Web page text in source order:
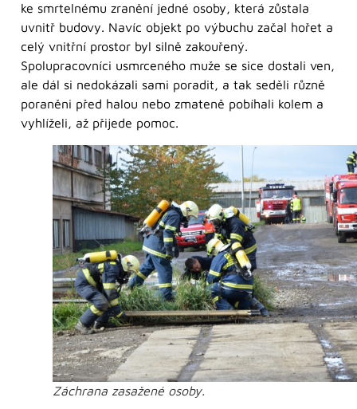
ke smrtelnému zranění jedné osoby, která zůstala
uvnitř budovy. Navíc objekt po výbuchu začal hořet a
celý vnitřní prostor byl silně zakouřený.
Spolupracovníci usmrceného muže se sice dostali ven,
ale dál si nedokázali sami poradit, a tak seděli různě
poraněni před halou nebo zmateně pobíhali kolem a
vyhlíželi, až přijede pomoc.
Záchrana zasažené osoby.